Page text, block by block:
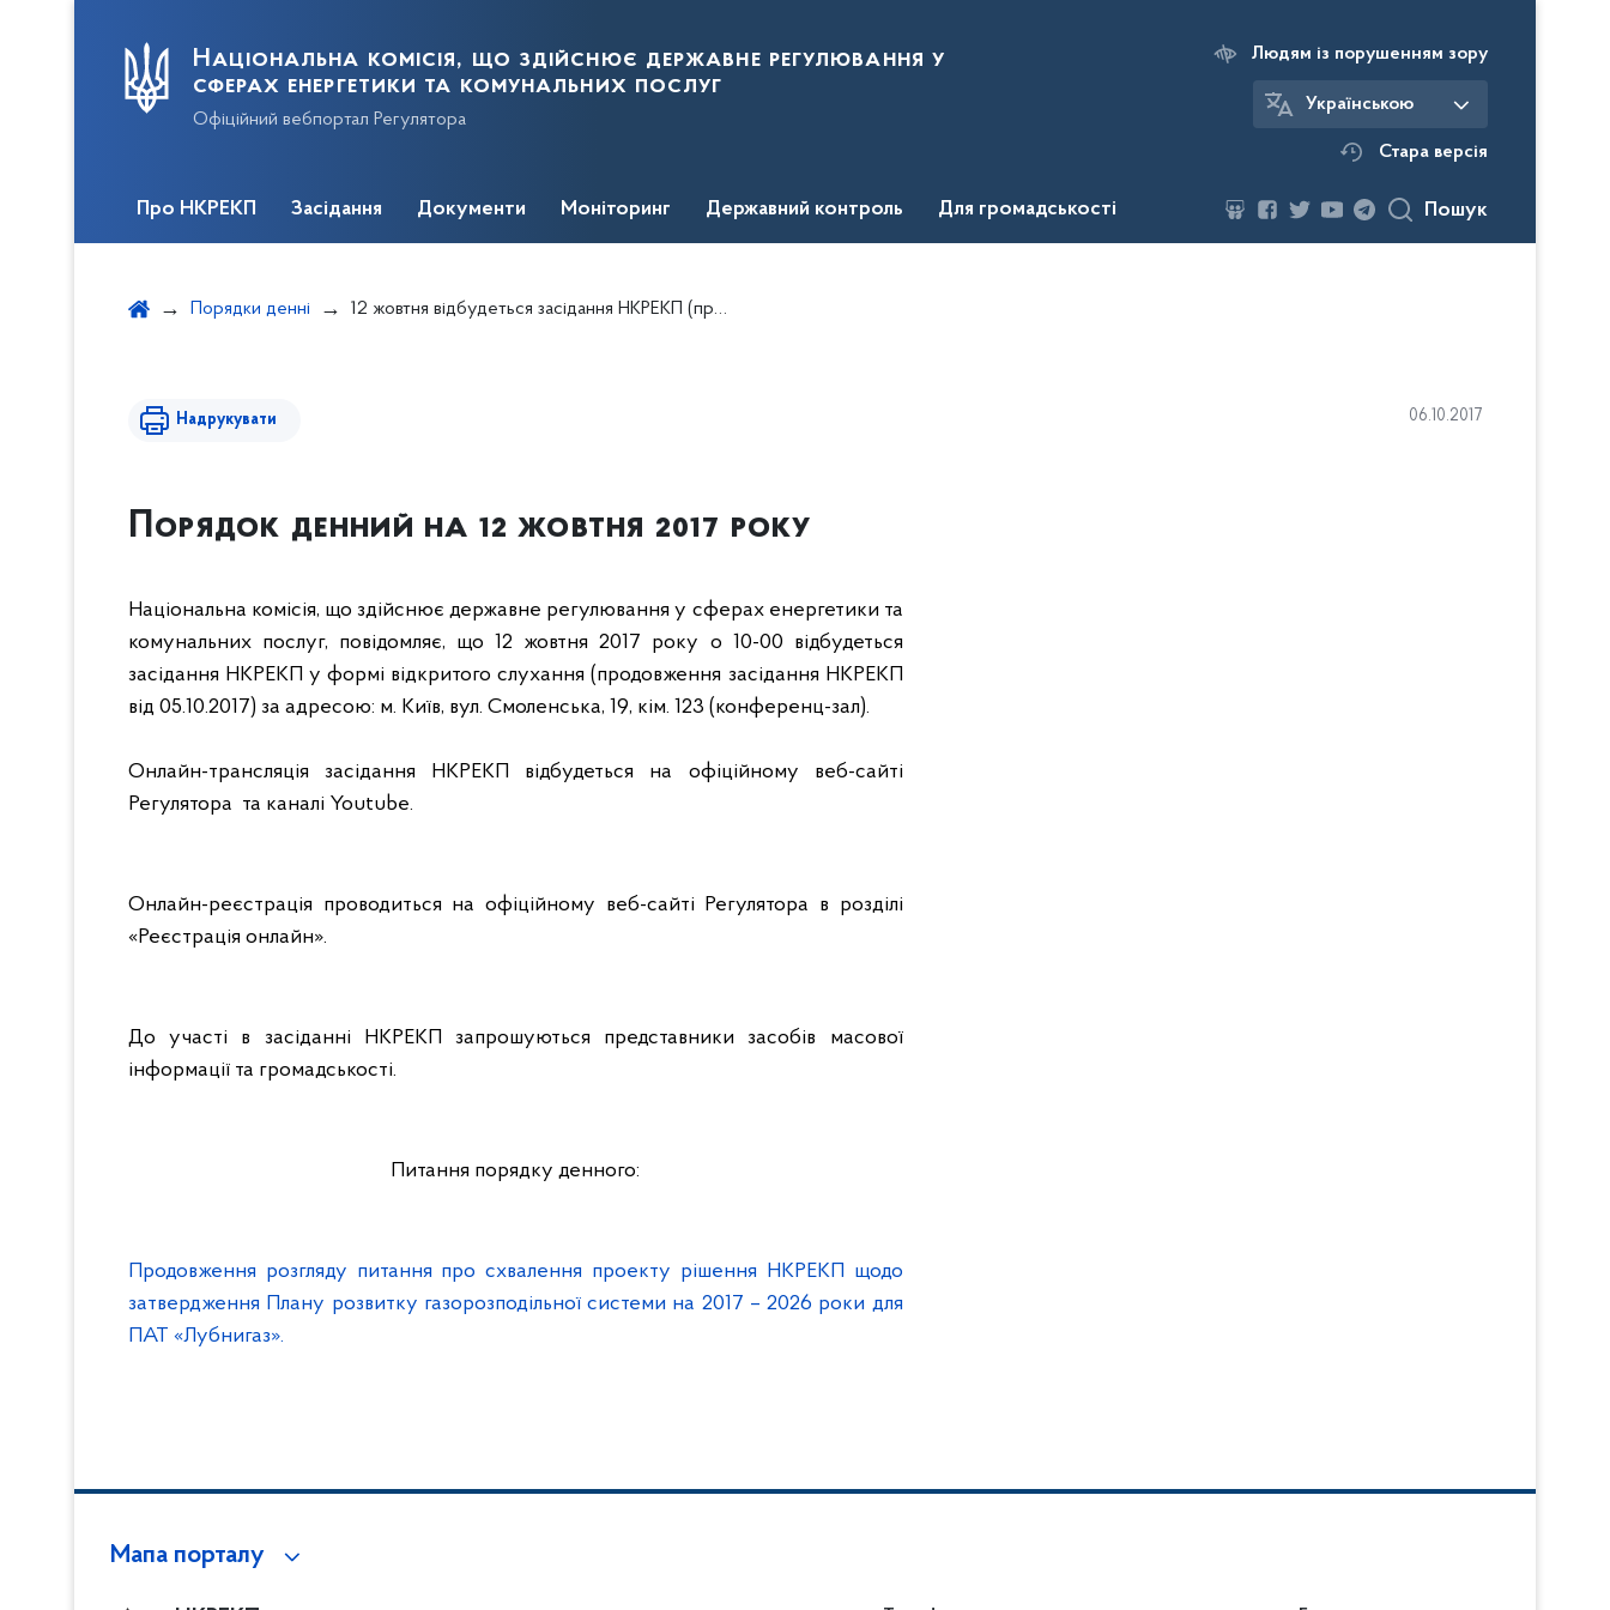
Національна комісія, що здійснює державне регулювання у
сферах енергетики та комунальних послуг
Офіційний вебпортал Регулятора
Людям із порушенням зору
Українською
Стара версія
Про НКРЕКП Засідання Документи Моніторинг Державний контроль Для громадськості Пошук
Порядки денні 12 жовтня відбудеться засідання НКРЕКП (продовження засідання НКРЕКП від 05.10.2017)
Надрукувати 06.10.2017
Порядок денний на 12 жовтня 2017 року
Національна комісія, що здійснює державне регулювання у сферах енергетики та
комунальних послуг, повідомляє, що 12 жовтня 2017 року о 10-00 відбудеться
засідання НКРЕКП у формі відкритого слухання (продовження засідання НКРЕКП
від 05.10.2017) за адресою: м. Київ, вул. Смоленська, 19, кім. 123 (конференц-зал).
Онлайн-трансляція засідання НКРЕКП відбудеться на офіційному веб-сайті
Регулятора та каналі Youtube.
Онлайн-реєстрація проводиться на офіційному веб-сайті Регулятора в розділі
«Реєстрація онлайн».
До участі в засіданні НКРЕКП запрошуються представники засобів масової
інформації та громадськості.
Питання порядку денного:
Продовження розгляду питання про схвалення проекту рішення НКРЕКП щодо
затвердження Плану розвитку газорозподільної системи на 2017 – 2026 роки для
ПАТ «Лубнигаз».
Мапа порталу